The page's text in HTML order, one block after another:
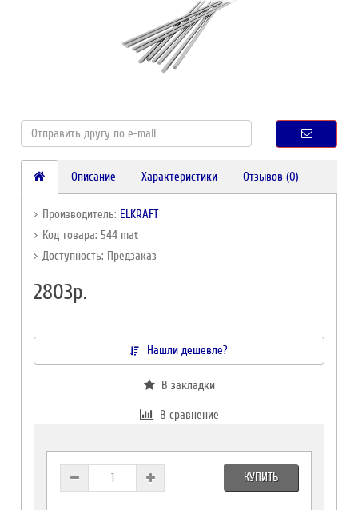
Описание Характеристики Отзывов (0)
Производитель: ELKRAFT
Код товара: 544 mat
Доступность: Предзаказ
2803р.
Нашли дешевле?
В закладки
В сравнение
КУПИТЬ